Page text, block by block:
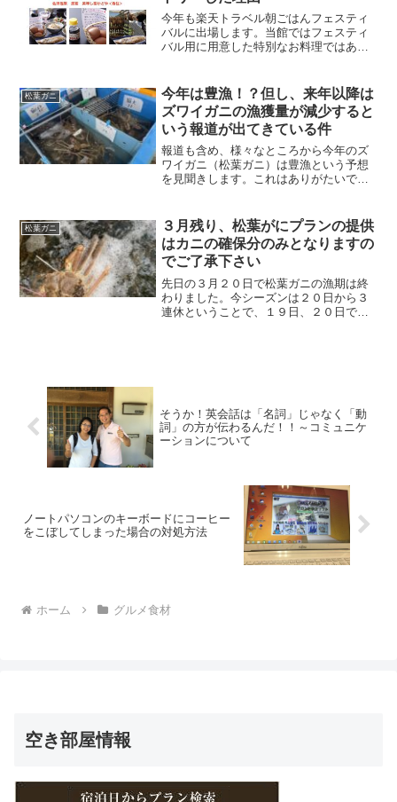
今年も楽天トラベル朝ごはんフェスティ
バルに出場します。当館ではフェスティ
バル用に用意した特別なお料理ではあり
変えて出品可能な料理がたくさんありま
す（＝どの料理も地産にこだわり、美味
しさと共にうんちく、こだわりがありま
す）。
松葉ガニ
今年は豊漁！？但し、来年以降は
ズワイガニの漁獲量が減少すると
いう報道が出てきている件
報道も含め、様々なところから今年のズ
ワイガニ（松葉ガニ）は豊漁という予想
を見聞きします。これはありがたいです
道もされています。
松葉ガニ
３月残り、松葉がにプランの提供
はカニの確保分のみとなりますの
でご了承下さい
先日の３月２０日で松葉ガニの漁期は終
わりました。今シーズンは２０日から３
連休ということで、１９日、２０日で船
そうか！英会話は「名詞」じゃなく「動
詞」の方が伝わるんだ！！～コミュニケ
ーションについて
ノートパソコンのキーボードにコーヒー
をこぼしてしまった場合の対処方法
ホーム グルメ食材
空き部屋情報